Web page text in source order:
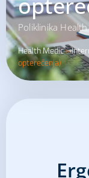
Poliklinika
Health Medic»
opterećenja)